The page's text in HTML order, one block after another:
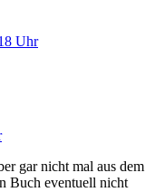
Uhr
gar nicht mal aus dem
Buch eventuell nicht